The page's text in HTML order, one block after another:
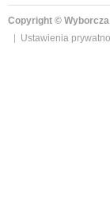
Copyright © Wyborcza
Ustawienia